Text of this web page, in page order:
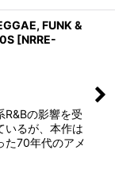
FUNK &
[NRRE-
R&Bの影響を受
いるが、本作は
た70年代のアメ